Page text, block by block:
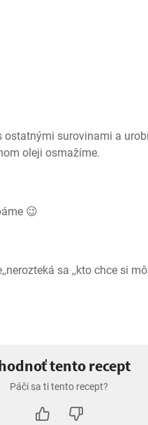
ostatnými surovinami a
oleji osmažíme.
😉
sa ,,kto chce si
tento recept
Páči sa ti tento recept?